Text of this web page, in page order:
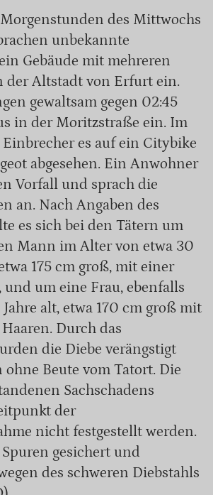
des Mittwochs
unbekannte
Gebäude mit mehreren
der Altstadt von Erfurt ein.
gewaltsam gegen 02:45
in der Moritzstraße ein. Im
es auf ein Citybike
abgesehen. Ein Anwohner
Vorfall und sprach die
an. Nach Angaben des
es sich bei den Tätern um
Mann im Alter von etwa 30
175 cm groß, mit einer
und um eine Frau, ebenfalls
alt, etwa 170 cm groß mit
Durch das
die Diebe verängstigt
Beute vom Tatort. Die
Sachschadens
der
nicht festgestellt werden.
gesichert und
des schweren Diebstahls